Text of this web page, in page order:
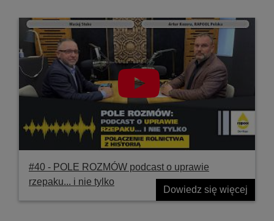
#40 ‐ POLE ROZMÓW podcast o uprawie
rzepaku... i nie tylko
Dowiedz się więcej